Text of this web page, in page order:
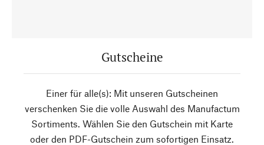
Gutscheine
Einer für alle(s): Mit unseren Gutscheinen
verschenken Sie die volle Auswahl des Manufactum
Sortiments. Wählen Sie den Gutschein mit Karte
oder den PDF-Gutschein zum sofortigen Einsatz.